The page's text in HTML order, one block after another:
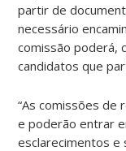
partir de
necessário
comissão poderá,
candidatos que
“As comissões de
e poderão entrar
esclarecimentos e